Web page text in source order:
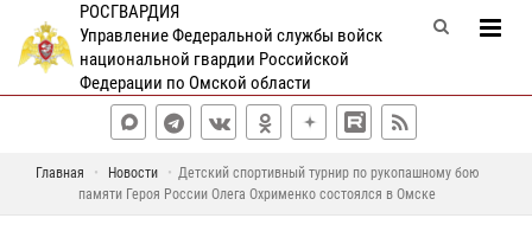
РОСГВАРДИЯ
Управление Федеральной службы войск
национальной гвардии Российской
Федерации по Омской области
Главная Новости
Детский спортивный турнир по рукопашному бою
памяти Героя России Олега Охрименко состоялся в Омске